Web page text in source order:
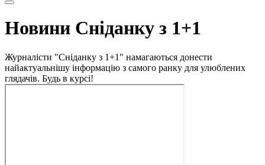
Новини Сніданку з 1+1
Журналісти "Сніданку з 1+1" намагаються донести
найактуальнішу інформацію з самого ранку для улюблених
глядачів. Будь в курсі!